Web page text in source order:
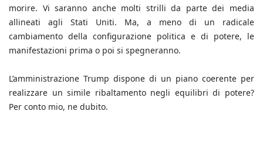
morire. Vi saranno anche molti strilli da parte dei media
allineati agli Stati Uniti. Ma, a meno di un radicale
cambiamento della configurazione politica e di potere, le
manifestazioni prima o poi si spegneranno.
L’amministrazione Trump dispone di un piano coerente per
realizzare un simile ribaltamento negli equilibri di potere?
Per conto mio, ne dubito.